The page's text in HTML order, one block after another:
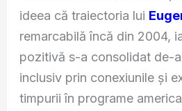
ideea că traiectoria lui
remarcabilă încă din 2004,
pozitivă s-a consolidat de-
inclusiv prin conexiunile și
timpurii în programe